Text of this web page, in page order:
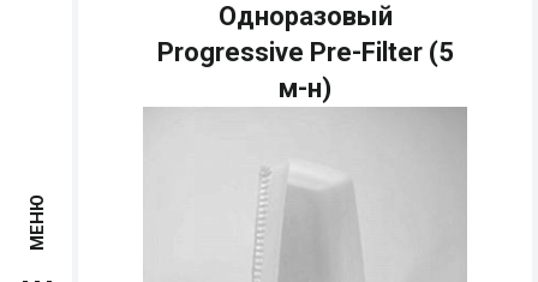
МЕНЮ
Одноразовый
Progressive Pre-Filter (5
м-н)